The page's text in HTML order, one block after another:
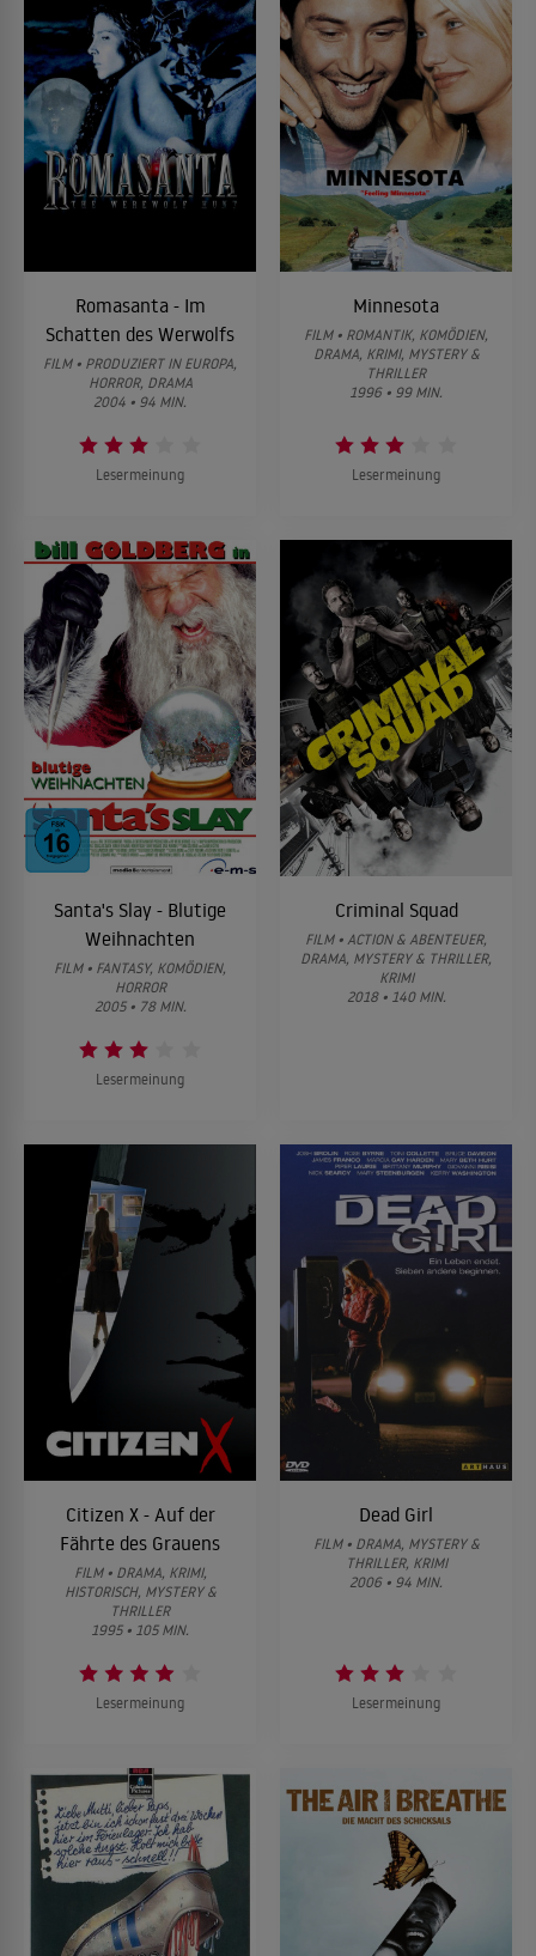
Romasanta - Im
Schatten des Werwolfs
FILM • PRODUZIERT IN EUROPA,
HORROR, DRAMA
2004 • 94 MIN.
Lesermeinung
Minnesota
FILM • ROMANTIK, KOMÖDIEN,
DRAMA, KRIMI, MYSTERY &
THRILLER
1996 • 99 MIN.
Lesermeinung
Santa's Slay - Blutige
Weihnachten
FILM • FANTASY, KOMÖDIEN,
HORROR
2005 • 78 MIN.
Lesermeinung
Criminal Squad
FILM • ACTION & ABENTEUER,
DRAMA, MYSTERY & THRILLER,
KRIMI
2018 • 140 MIN.
Citizen X - Auf der
Fährte des Grauens
FILM • DRAMA, KRIMI,
HISTORISCH, MYSTERY &
THRILLER
1995 • 105 MIN.
Lesermeinung
Dead Girl
FILM • DRAMA, MYSTERY &
THRILLER, KRIMI
2006 • 94 MIN.
Lesermeinung